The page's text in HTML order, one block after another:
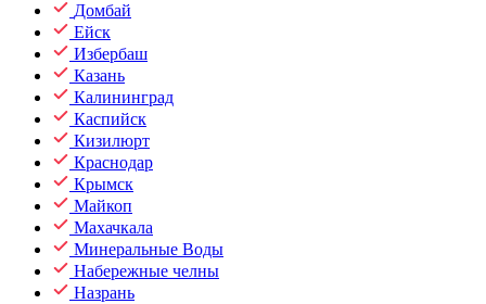
Домбай
Ейск
Избербаш
Казань
Калининград
Каспийск
Кизилюрт
Краснодар
Крымск
Майкоп
Махачкала
Минеральные Воды
Набережные челны
Назрань